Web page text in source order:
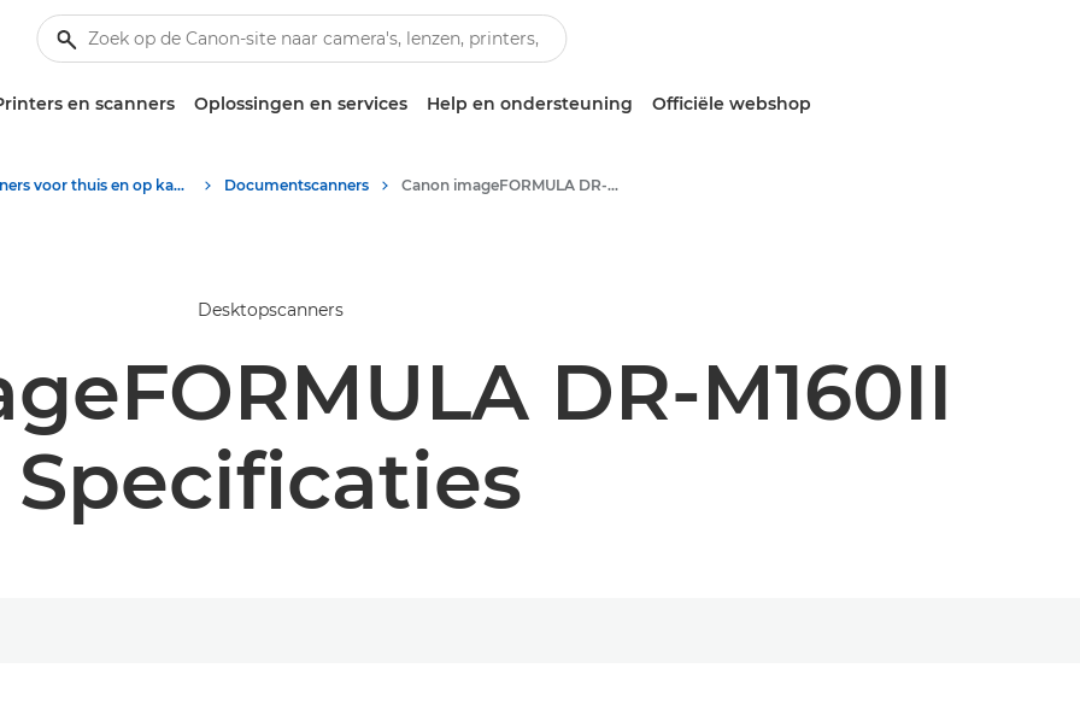
en scanners Oplossingen en services Help en ondersteuning Officiële webshop
Scanners voor thuis en op kantoor Documentscanners Canon imageFORMULA DR-M160II - Document Scanners
Desktopscanners
DR-M160II
Specificaties